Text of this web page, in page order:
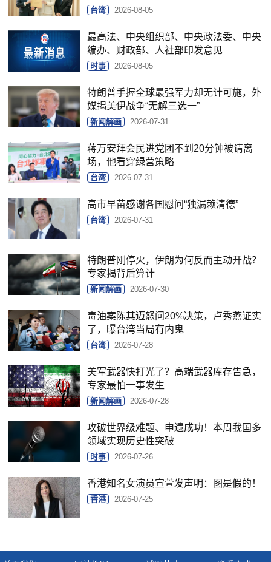
台湾 2026-08-05
最高法、中央组织部、中央政法委、中央
编办、财政部、人社部印发意见
时事 2026-08-05
特朗普手握全球最强军力却无计可施，外
媒揭美伊战争“无解三选一”
新闻解画 2026-07-31
蒋万安拜会民进党团不到20分钟被请离
场，他看穿绿营策略
台湾 2026-07-31
高市早苗感谢各国慰问“独漏赖清德”
台湾 2026-07-31
特朗普刚停火，伊朗为何反而主动开战？
专家揭背后算计
新闻解画 2026-07-30
毒油案陈其迈怒问20%决策，卢秀燕证实
了，曝台湾当局有内鬼
台湾 2026-07-28
美军武器快打光了？高端武器库存告急，
专家最怕一事发生
新闻解画 2026-07-28
攻破世界级难题、申遗成功！本周我国多
领域实现历史性突破
时事 2026-07-26
香港知名女演员宣萱发声明：图是假的！
香港 2026-07-25